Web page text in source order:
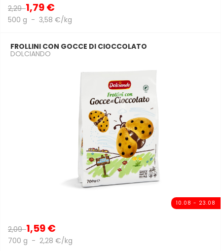
2,291,79 €
500 g - 3,58 €/kg
10.08 - 23.08
FROLLINI CON GOCCE DI CIOCCOLATO
DOLCIANDO
2,091,59 €
700 g - 2,28 €/kg